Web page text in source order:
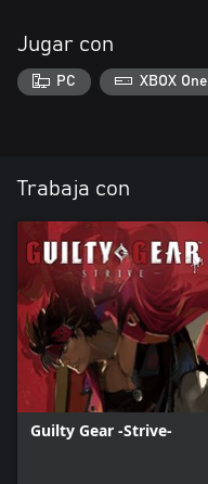
Jugar con
PC XBOX One
Trabaja con
Guilty Gear -Strive-